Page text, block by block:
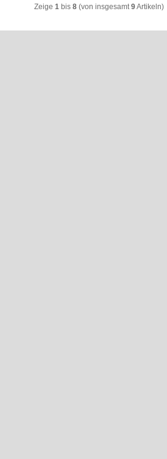
Zeige 1 bis 8 (von insgesamt 9Artikeln)